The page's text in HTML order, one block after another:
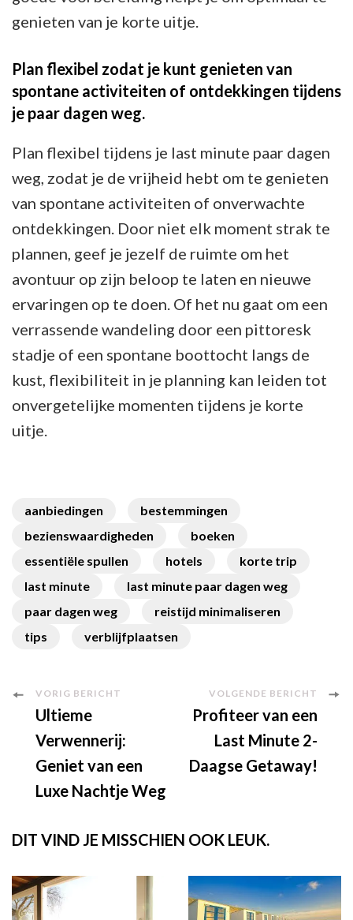
genieten van je korte uitje.
Plan flexibel zodat je kunt genieten van
spontane activiteiten of ontdekkingen tijdens
je paar dagen weg.
Plan flexibel tijdens je last minute paar dagen
weg, zodat je de vrijheid hebt om te genieten
van spontane activiteiten of onverwachte
ontdekkingen. Door niet elk moment strak te
plannen, geef je jezelf de ruimte om het
avontuur op zijn beloop te laten en nieuwe
ervaringen op te doen. Of het nu gaat om een
verrassende wandeling door een pittoresk
stadje of een spontane boottocht langs de
kust, flexibiliteit in je planning kan leiden tot
onvergetelijke momenten tijdens je korte
uitje.
aanbiedingen
bestemmingen
bezienswaardigheden
boeken
essentiële spullen
hotels
korte trip
last minute
last minute paar dagen weg
paar dagen weg
reistijd minimaliseren
tips
verblijfplaatsen
Berichtnavigatie
VORIG BERICHT
Ultieme
Verwennerij:
Geniet van een
Luxe Nachtje Weg
VOLGENDE BERICHT
Profiteer van een
Last Minute 2-
Daagse Getaway!
DIT VIND JE MISSCHIEN OOK LEUK.